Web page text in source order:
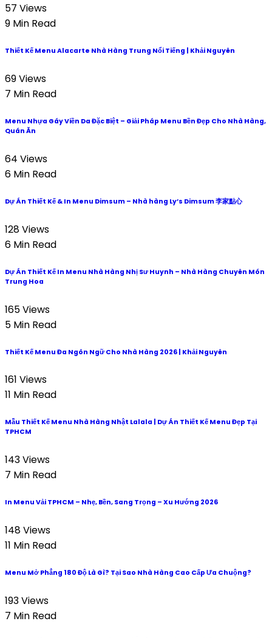
57 Views
9 Min Read
Thiết Kế Menu Alacarte Nhà Hàng Trung Nổi Tiếng | Khải Nguyên
69 Views
7 Min Read
Menu Nhựa Gáy Viền Da Đặc Biệt – Giải Pháp Menu Bền Đẹp Cho Nhà Hàng,
Quán Ăn
64 Views
6 Min Read
Dự Án Thiết Kế & In Menu Dimsum – Nhà hàng Ly’s Dimsum 李家點心
128 Views
6 Min Read
Dự Án Thiết Kế In Menu Nhà Hàng Nhị Sư Huynh – Nhà Hàng Chuyên Món
Trung Hoa
165 Views
5 Min Read
Thiết Kế Menu Đa Ngôn Ngữ Cho Nhà Hàng 2026 | Khải Nguyên
161 Views
11 Min Read
Mẫu Thiết Kế Menu Nhà Hàng Nhật Lalala | Dự Án Thiết Kế Menu Đẹp Tại
TPHCM
143 Views
7 Min Read
In Menu Vải TPHCM – Nhẹ, Bền, Sang Trọng – Xu Hướng 2026
148 Views
11 Min Read
Menu Mở Phẳng 180 Độ Là Gì? Tại Sao Nhà Hàng Cao Cấp Ưa Chuộng?
193 Views
7 Min Read